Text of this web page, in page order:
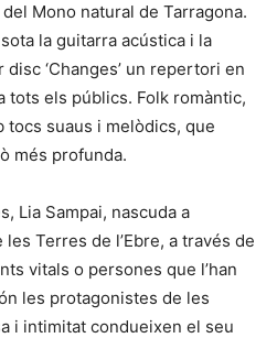
Mono natural de Tarragona.
la guitarra acústica i la
‘Changes’ un repertori en
tots els públics. Folk romàntic,
suaus i melòdics, que
més profunda.
Lia Sampai, nascuda a
Terres de l’Ebre, a través de
vitals o persones que l’han
les protagonistes de les
i intimitat condueixen el seu